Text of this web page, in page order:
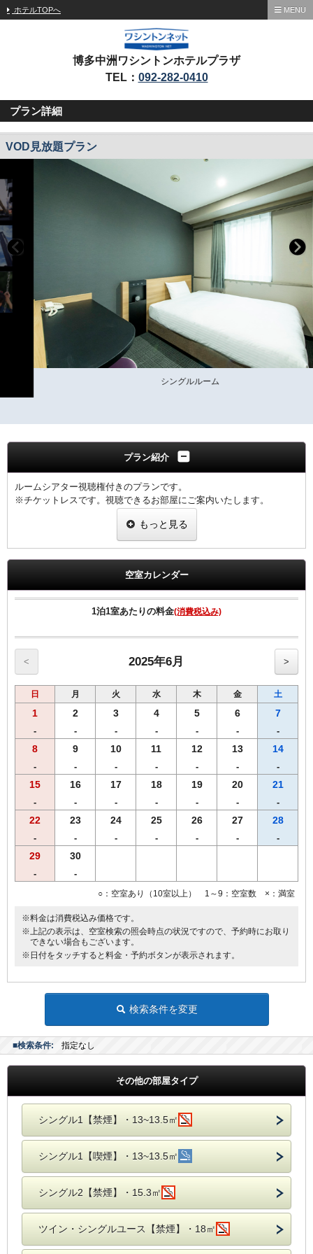
ホテルTOPへ MENU
博多中洲ワシントンホテルプラザ
TEL： 092-282-0410
プラン詳細
VOD見放題プラン
シングルルーム
プラン紹介
ルームシアター視聴権付きのプランです。
※チケットレスです。視聴できるお部屋にご案内いたします。
※午前10時まで視聴可能です。
♪お仕事の後は、ゆっくりとお部屋で最新のルームシアターを観賞
◆領収書は、宿泊代金の総額にて明記されます◆
●リバーシブル枕採用。
●Wi-Fi全室対応。
●マイナスイオンドライヤー完備
●ベッドは、ゆったりセミダブルサイズ（幅120㎝）
●プリペイド式ＶＯＤシステム（1泊1000円／150タイトル見放題）
■福岡市条例により2020年4月1日宿泊者1人1泊につき，以下のとおり
宿泊料金2万円未満 200円（うち県税50円）
宿泊料金2万円以上 500円（うち県税50円）
※福岡市宿泊税はプラン料金に含まれておりません。
もっと見る
空室カレンダー
1泊1室あたりの料金(消費税込み)
< 2025年6月 >
日 月 火 水 木 金 土
1
-
2
-
3
-
4
-
5
-
6
-
7
-
8
-
9
-
10
-
11
-
12
-
13
-
14
-
15
-
16
-
17
-
18
-
19
-
20
-
21
-
22
-
23
-
24
-
25
-
26
-
27
-
28
-
29
-
30
-
○：空室あり（10室以上） 1～9：空室数 ×：満室
※料金は消費税込み価格です。
※上記の表示は、空室検索の照会時点の状況ですので、予約時にお取り
できない場合もございます。
※日付をタッチすると料金・予約ボタンが表示されます。
検索条件を変更
■検索条件: 指定なし
その他の部屋タイプ
シングル1【禁煙】・13~13.5㎡
シングル1【喫煙】・13~13.5㎡
シングル2【禁煙】・15.3㎡
ツイン・シングルユース【禁煙】・18㎡